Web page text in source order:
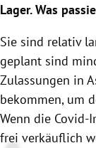
Lager. Was
Sie sind relativ
geplant sind
Zulassungen in
bekommen, um
Wenn die
frei verkäuflich